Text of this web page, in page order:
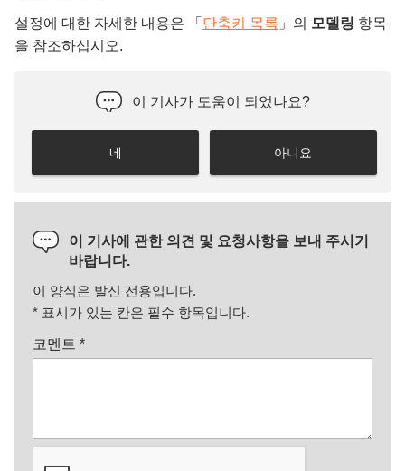
설정에 대한 자세한 내용은 「 단축키 목록 」의 모델링 항목
을 참조하십시오.
이 기사가 도움이 되었나요?
네 아니요
이 기사에 관한 의견 및 요청사항을 보내 주시기
바랍니다.
이 양식은 발신 전용입니다.
* 표시가 있는 칸은 필수 항목입니다.
코멘트 *